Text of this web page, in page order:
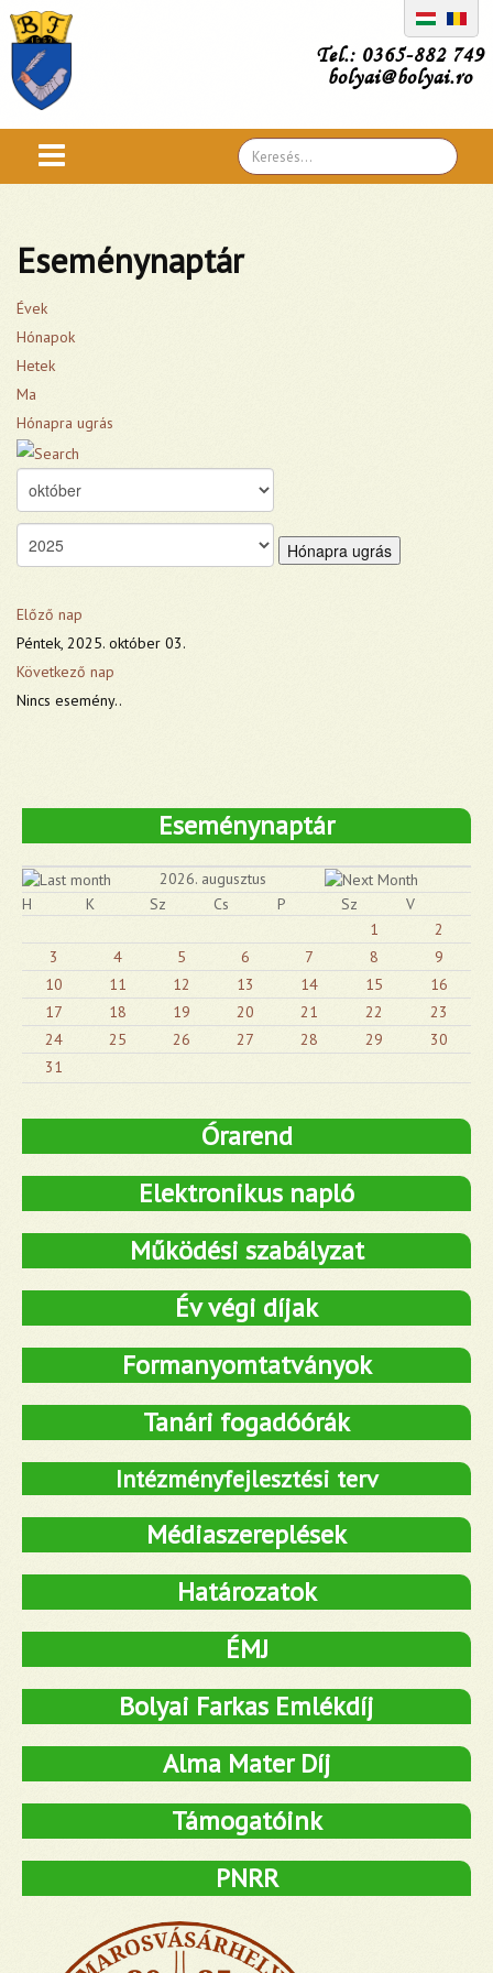
Tel.: 0365-882 749
bolyai@bolyai.ro
Search
...
Eseménynaptár
Évek
Hónapok
Hetek
Ma
Hónapra ugrás
Hónapra ugrás
Előző nap
Péntek, 2025. október 03.
Következő nap
Nincs esemény..
Eseménynaptár
2026. augusztus
H
K Sz Cs P Sz
V
1
2
3
4 5 6 7 8
9
10
11 12 13 14 15
16
17
18 19 20 21 22
23
24
25 26 27 28 29
30
31
Órarend
Elektronikus napló
Működési szabályzat
Év végi díjak
Formanyomtatványok
Tanári fogadóórák
Intézményfejlesztési terv
Médiaszereplések
Határozatok
ÉMJ
Bolyai Farkas Emlékdíj
Alma Mater Díj
Támogatóink
PNRR